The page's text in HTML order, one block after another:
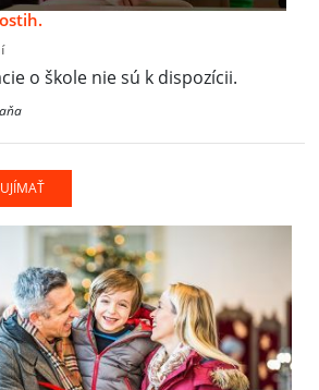
o škole nie sú k dispozícii.